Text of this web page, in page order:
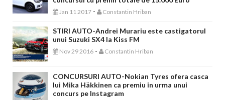
Jan 11 2017 - Constantin Hriban
STIRI AUTO-Andrei Murariu este castigatorul
unui Suzuki SX4 la Kiss FM
Nov 29 2016 - Constantin Hriban
CONCURSURI AUTO-Nokian Tyres ofera casca
lui Mika Häkkinen ca premiu in urma unui
concurs pe Instagram